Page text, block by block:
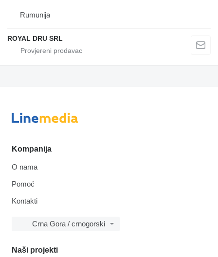
Rumunija
ROYAL DRU SRL
Kompanija
O nama
Pomoć
Kontakti
Crna Gora / crnogorski
Naši projekti